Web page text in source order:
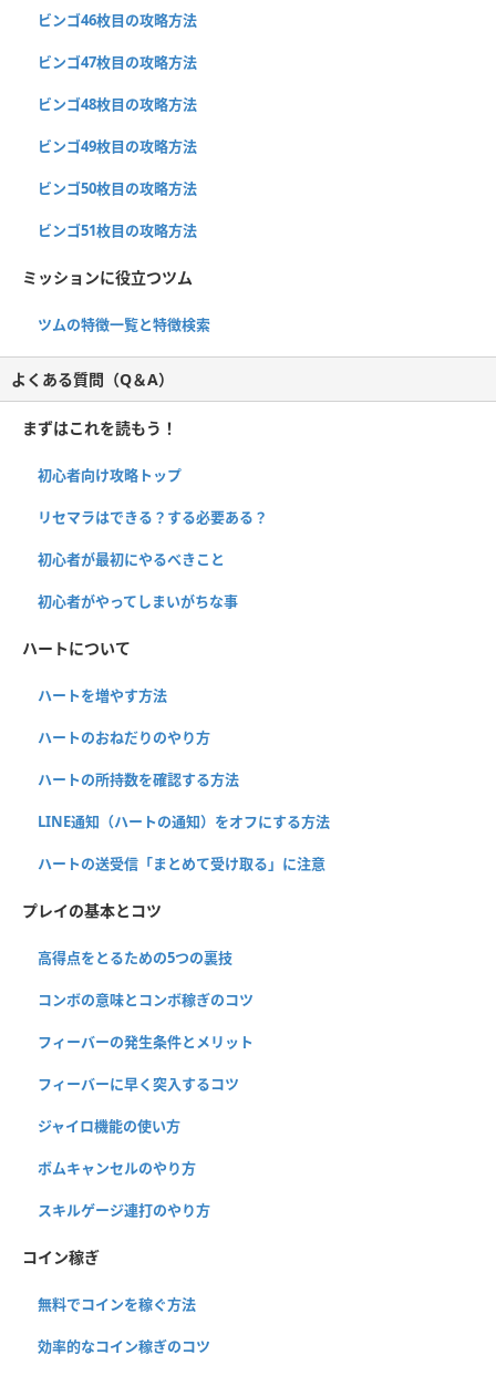
ビンゴ46枚目の攻略方法
ビンゴ47枚目の攻略方法
ビンゴ48枚目の攻略方法
ビンゴ49枚目の攻略方法
ビンゴ50枚目の攻略方法
ビンゴ51枚目の攻略方法
ミッションに役立つツム
ツムの特徴一覧と特徴検索
よくある質問（Q＆A）
まずはこれを読もう！
初心者向け攻略トップ
リセマラはできる？する必要ある？
初心者が最初にやるべきこと
初心者がやってしまいがちな事
ハートについて
ハートを増やす方法
ハートのおねだりのやり方
ハートの所持数を確認する方法
LINE通知（ハートの通知）をオフにする方法
ハートの送受信「まとめて受け取る」に注意
プレイの基本とコツ
高得点をとるための5つの裏技
コンボの意味とコンボ稼ぎのコツ
フィーバーの発生条件とメリット
フィーバーに早く突入するコツ
ジャイロ機能の使い方
ボムキャンセルのやり方
スキルゲージ連打のやり方
コイン稼ぎ
無料でコインを稼ぐ方法
効率的なコイン稼ぎのコツ